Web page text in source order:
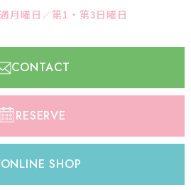
月曜日／第1・第3日曜日
CONTACT
RESERVE
ONLINE SHOP